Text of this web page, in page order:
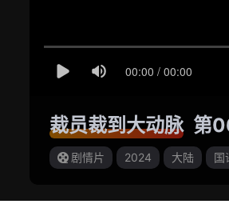
裁员裁到大动脉 第
剧情片 2024 大陆 国